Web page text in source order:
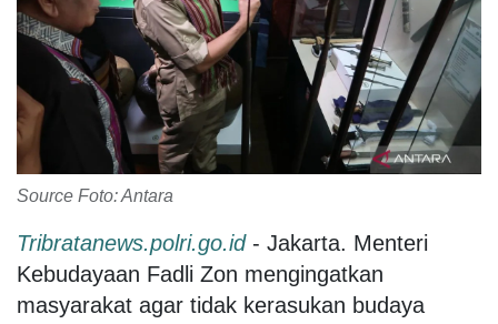
Source Foto: Antara
Tribratanews.polri.go.id- Jakarta. Menteri
Kebudayaan Fadli Zon mengingatkan
masyarakat agar tidak kerasukan budaya